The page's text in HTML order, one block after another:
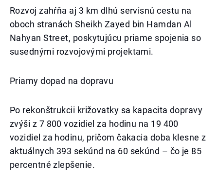
Rozvoj zahŕňa aj 3 km dlhú servisnú cestu na
oboch stranách Sheikh Zayed bin Hamdan Al
Nahyan Street, poskytujúcu priame spojenia so
susednými rozvojovými projektami.
Priamy dopad na dopravu
Po rekonštrukcii križovatky sa kapacita dopravy
zvýši z 7 800 vozidiel za hodinu na 19 400
vozidiel za hodinu, pričom čakacia doba klesne z
aktuálnych 393 sekúnd na 60 sekúnd – čo je 85
percentné zlepšenie.